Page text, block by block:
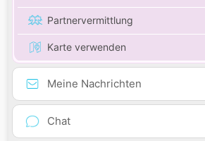
Partnervermittlung
Karte verwenden
Meine Nachrichten
Chat